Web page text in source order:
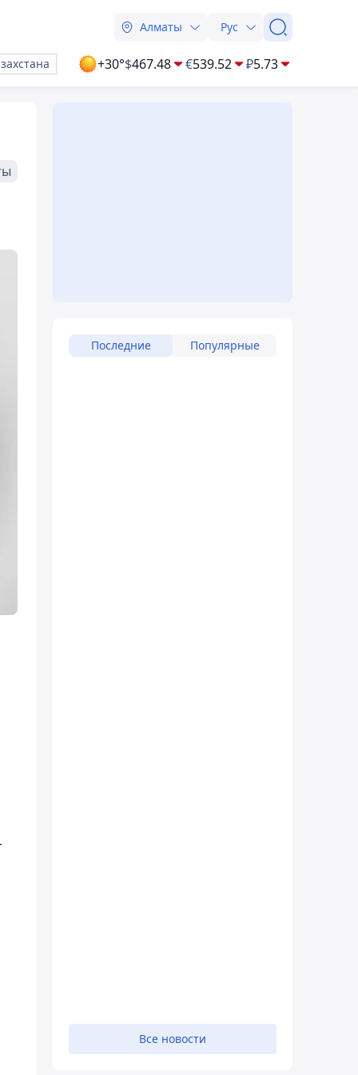
Алматы Рус
+30°$467.48 €539.52 ₽5.73
Последние Популярные
Все новости